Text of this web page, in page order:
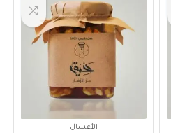
الأعسال